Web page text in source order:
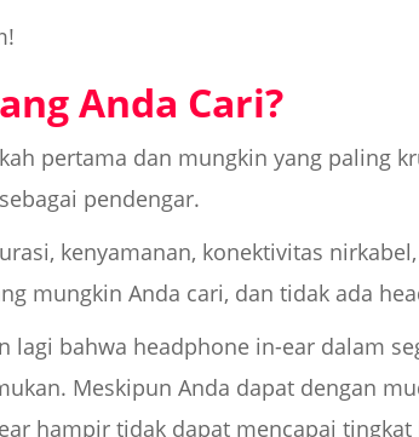
Anda Cari?
pertama dan mungkin yang paling
pendengar.
kenyamanan, konektivitas
mungkin Anda cari, dan tidak ada
lagi bahwa headphone in-ear dalam
Meskipun Anda dapat dengan
hampir tidak dapat mencapai